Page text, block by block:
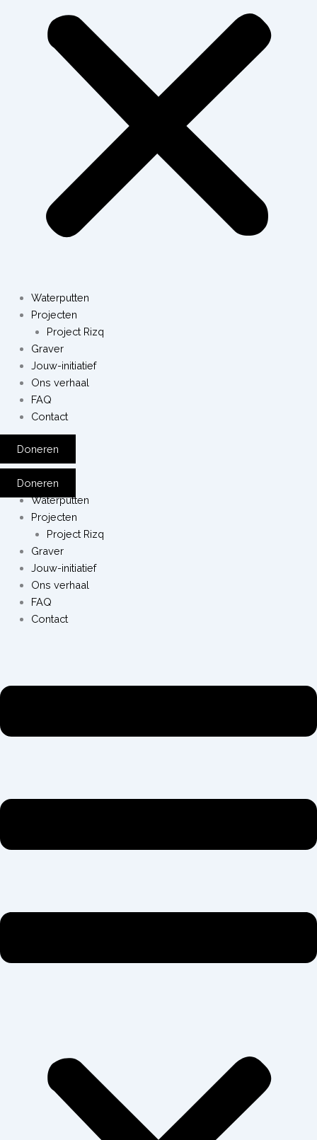
Waterputten
Projecten
Project Rizq
Graver
Jouw-initiatief
Ons verhaal
FAQ
Contact
Doneren
Doneren
Waterputten
Projecten
Project Rizq
Graver
Jouw-initiatief
Ons verhaal
FAQ
Contact